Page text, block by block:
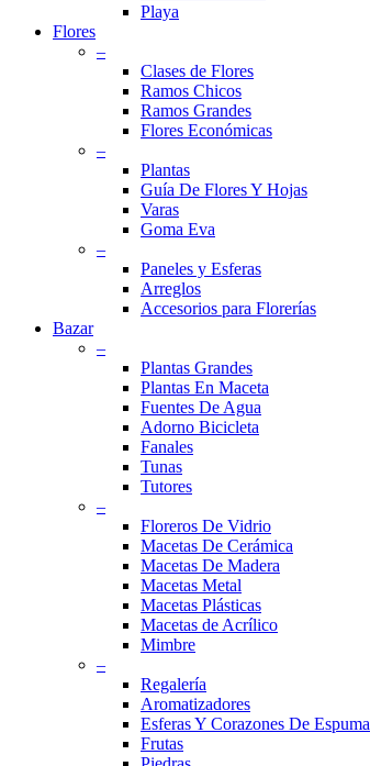
Playa
Flores
–
Clases de Flores
Ramos Chicos
Ramos Grandes
Flores Económicas
–
Plantas
Guía De Flores Y Hojas
Varas
Goma Eva
–
Paneles y Esferas
Arreglos
Accesorios para Florerías
Bazar
–
Plantas Grandes
Plantas En Maceta
Fuentes De Agua
Adorno Bicicleta
Fanales
Tunas
Tutores
–
Floreros De Vidrio
Macetas De Cerámica
Macetas De Madera
Macetas Metal
Macetas Plásticas
Macetas de Acrílico
Mimbre
–
Regalería
Aromatizadores
Esferas Y Corazones De Espuma
Frutas